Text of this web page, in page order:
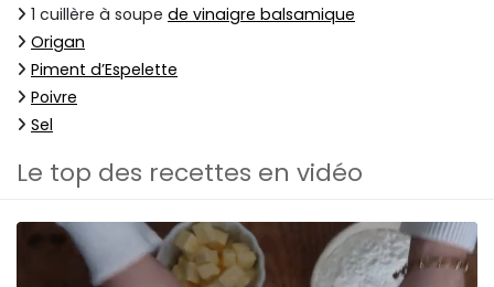
1 cuillère à soupe de vinaigre balsamique
Origan
Piment d’Espelette
Poivre
Sel
Le top des recettes en vidéo